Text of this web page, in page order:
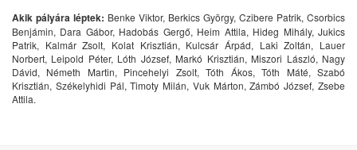
Akik pályára léptek: Benke Viktor, Berkics György, Czibere Patrik, Csorbics
Benjámin, Dara Gábor, Hadobás Gergő, Heim Attila, Hideg Mihály, Jukics
Patrik, Kalmár Zsolt, Kolat Krisztián, Kulcsár Árpád, Laki Zoltán, Lauer
Norbert, Leipold Péter, Lóth József, Markó Krisztián, Miszori László, Nagy
Dávid, Németh Martin, Pincehelyi Zsolt, Tóth Ákos, Tóth Máté, Szabó
Krisztián, Székelyhidi Pál, Timoty Milán, Vuk Márton, Zámbó József, Zsebe
Attila.